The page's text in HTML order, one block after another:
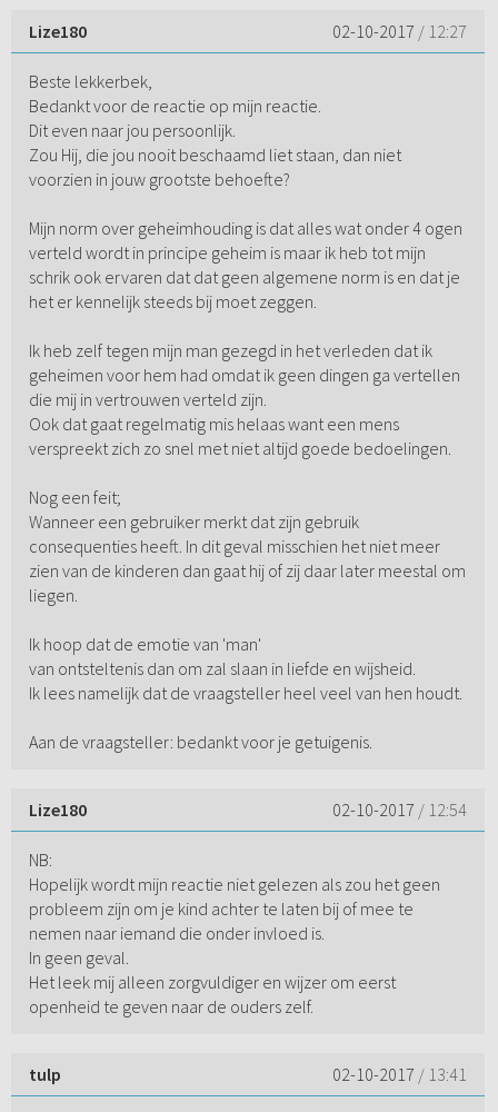
Lize180 02-10-2017 / 12:27
Beste lekkerbek,
Bedankt voor de reactie op mijn reactie.
Dit even naar jou persoonlijk.
Zou Hij, die jou nooit beschaamd liet staan, dan niet
voorzien in jouw grootste behoefte?
Mijn norm over geheimhouding is dat alles wat onder 4 ogen
verteld wordt in principe geheim is maar ik heb tot mijn
schrik ook ervaren dat dat geen algemene norm is en dat je
het er kennelijk steeds bij moet zeggen.
Ik heb zelf tegen mijn man gezegd in het verleden dat ik
geheimen voor hem had omdat ik geen dingen ga vertellen
die mij in vertrouwen verteld zijn.
Ook dat gaat regelmatig mis helaas want een mens
verspreekt zich zo snel met niet altijd goede bedoelingen.
Nog een feit;
Wanneer een gebruiker merkt dat zijn gebruik
consequenties heeft. In dit geval misschien het niet meer
zien van de kinderen dan gaat hij of zij daar later meestal om
liegen.
Ik hoop dat de emotie van 'man'
van ontsteltenis dan om zal slaan in liefde en wijsheid.
Ik lees namelijk dat de vraagsteller heel veel van hen houdt.
Aan de vraagsteller: bedankt voor je getuigenis.
Lize180 02-10-2017 / 12:54
NB:
Hopelijk wordt mijn reactie niet gelezen als zou het geen
probleem zijn om je kind achter te laten bij of mee te
nemen naar iemand die onder invloed is.
In geen geval.
Het leek mij alleen zorgvuldiger en wijzer om eerst
openheid te geven naar de ouders zelf.
tulp 02-10-2017 / 13:41